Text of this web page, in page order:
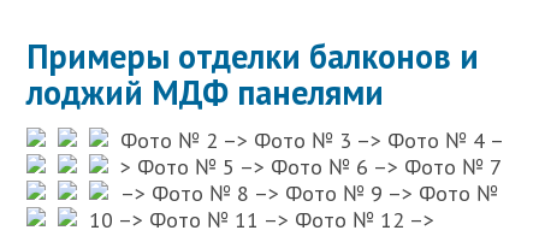
Примеры отделки балконов и
лоджий МДФ панелями
Фото № 2 –> Фото № 3 –> Фото № 4 –
> Фото № 5 –> Фото № 6 –> Фото № 7
–> Фото № 8 –> Фото № 9 –> Фото №
10 –> Фото № 11 –> Фото № 12 –>